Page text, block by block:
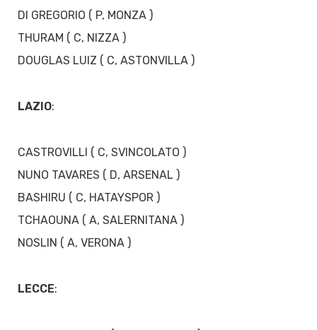
DI GREGORIO ( P, MONZA )
THURAM ( C, NIZZA )
DOUGLAS LUIZ ( C, ASTONVILLA )
LAZIO:
CASTROVILLI ( C, SVINCOLATO )
NUNO TAVARES ( D, ARSENAL )
BASHIRU ( C, HATAYSPOR )
TCHAOUNA ( A, SALERNITANA )
NOSLIN ( A, VERONA )
LECCE: